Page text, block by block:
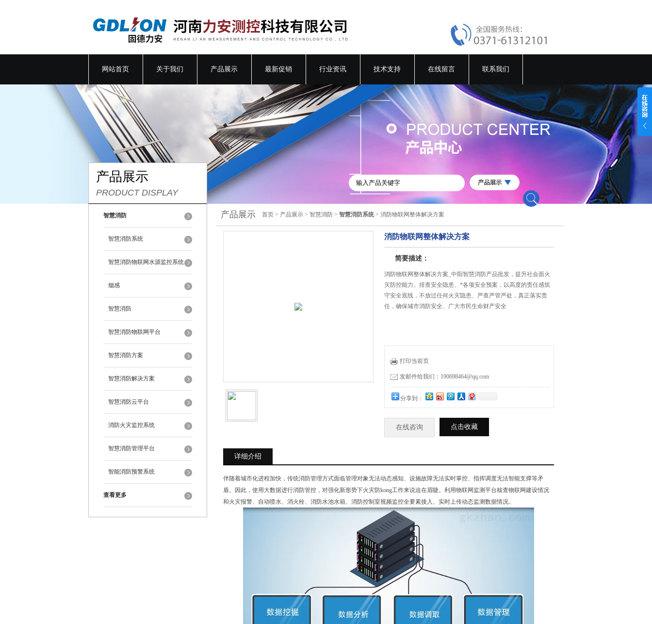
网站首页 关于我们 产品展示 最新促销 行业资讯 技术支持 在线留言 联系我们
产品展示
PRODUCT DISPLAY
智慧消防
智慧消防系统
智慧消防物联网水源监控系统
烟感
智慧消防
智慧消防物联网平台
智慧消防方案
智慧消防解决方案
智慧消防云平台
消防火灾监控系统
智慧消防管理平台
智能消防预警系统
查看更多
产品展示 首页 > 产品展示 > 智慧消防 > 智慧消防系统 > 消防物联网整体解决方案
消防物联网整体解决方案
简要描述：
消防物联网整体解决方案_中阳智慧消防产品批发，提升社会面火
灾防控能力。排查安全隐患、*各项安全预案，以高度的责任感筑
守安全底线，不放过任何火灾隐患、严查严管严处，真正落实责
任，确保城市消防安全、广大市民生命财产安全
打印当前页
发邮件给我们：190698464@qq.com
分享到：
在线咨询 点击收藏
详细介绍
伴随着城市化进程加快，传统消防管理方式面临管理对象无法动态感知、设施故障无法实时掌控、指挥调度无法智能支撑等矛
盾。因此，使用大数据进行消防管控，对强化新形势下火灾防kong工作来说迫在眉睫。利用物联网监测平台核查物联网建设情况
和火灾报警、自动喷水、消火栓、消防水池水箱、消防控制室视频监控全要素接入、实时上传动态监测数据情况。